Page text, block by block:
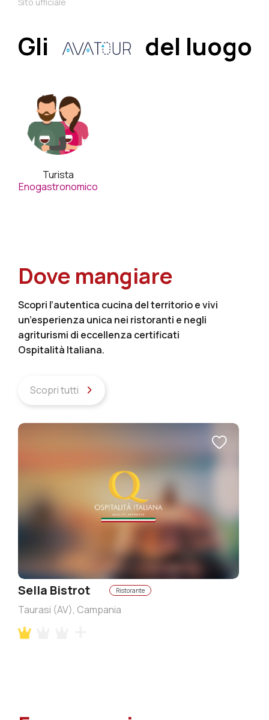
Gli del luogo
Turista
Enogastronomico
Dove mangiare
Scopri l’autentica cucina del territorio e vivi
un’esperienza unica nei ristoranti e negli
agriturismi di eccellenza certificati
Ospitalità Italiana.
Scopri tutti
Sella Bistrot Ristorante
Taurasi (AV), Campania